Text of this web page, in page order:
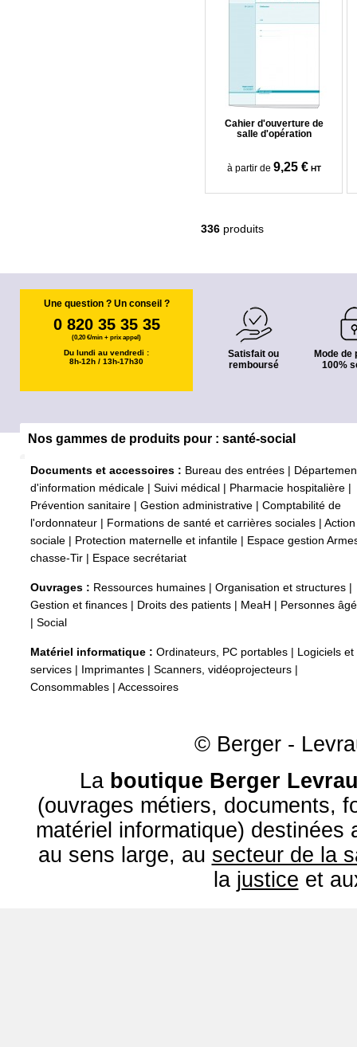
Cahier d'ouverture de
salle d'opération
à partir de 9,25 € HT
336 produits
Une question ? Un conseil ?
0 820 35 35 35
(0,20 €/min + prix appel)
Du lundi au vendredi :
8h-12h / 13h-17h30
Satisfait ou
remboursé
Mode de
100%
Nos gammes de produits pour : santé-social
Documents et accessoires : Bureau des entrées
d'information médicale
Suivi médical Pharmacie hospitalière
Prévention sanitaire
Gestion administrative
Comptabilité de
l'ordonnateur
Formations de santé et carrières sociales
Action
sociale
Protection maternelle et infantile
Espace gestion
chasse-Tir
Espace secrétariat
Ouvrages : Ressources humaines Organisation et structures
Gestion et finances
Droits des patients MeaH
Personnes
Social
Matériel informatique : Ordinateurs, PC portables
Logiciels et
services
Imprimantes Scanners, vidéoprojecteurs
Consommables
Accessoires
© Berger -
La boutique Berger
(ouvrages métiers, documents,
matériel informatique) destinées
au sens large, au secteur de la
la justice et